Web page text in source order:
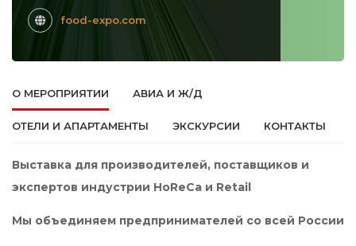
food-expo.com
О МЕРОПРИЯТИИ АВИА И Ж/Д
ОТЕЛИ И АПАРТАМЕНТЫ ЭКСКУРСИИ КОНТАКТЫ
Выставка для производителей, поставщиков и
экспертов индустрии HoReCa и Retail
Мы объединяем предпринимателей со всей России